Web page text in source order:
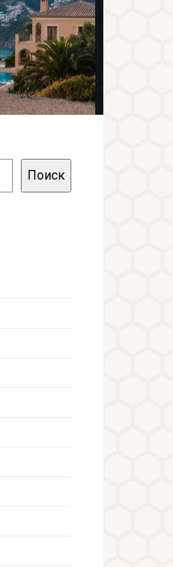
Поиск